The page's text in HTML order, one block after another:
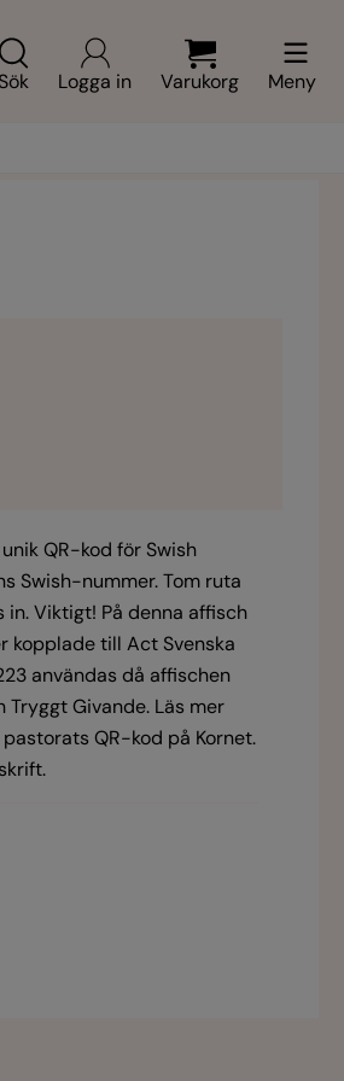
Logga in Varukorg Meny
Sök
QR-kod för Swish
Swish-nummer. Tom ruta
in. Viktigt! På denna affisch
kopplade till Act Svenska
användas då affischen
Givande. Läs mer
QR-kod på Kornet.